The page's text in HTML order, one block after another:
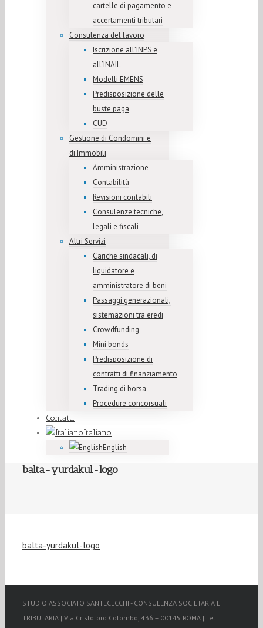
cartelle di pagamento e
accertamenti tributari
Consulenza del lavoro
Iscrizione all’INPS e
all’INAIL
Modelli EMENS
Predisposizione delle
buste paga
CUD
Gestione di Condomini e
di Immobili
Amministrazione
Contabilità
Revisioni contabili
Consulenze tecniche,
legali e fiscali
Altri Servizi
Cariche sindacali, di
liquidatore e
amministratore di beni
Passaggi generazionali,
sistemazioni tra eredi
Crowdfunding
Mini bonds
Predisposizione di
contratti di finanziamento
Trading di borsa
Procedure concorsuali
Contatti
Italiano
English
balta-yurdakul-logo
balta-yurdakul-logo
STUDIO ASSOCIATO SANTECECCHI - CONSULENZA SOCIETARIA E
TRIBUTARIA | Via Cristoforo Colombo, 436 – 00145 ROMA | Tel.